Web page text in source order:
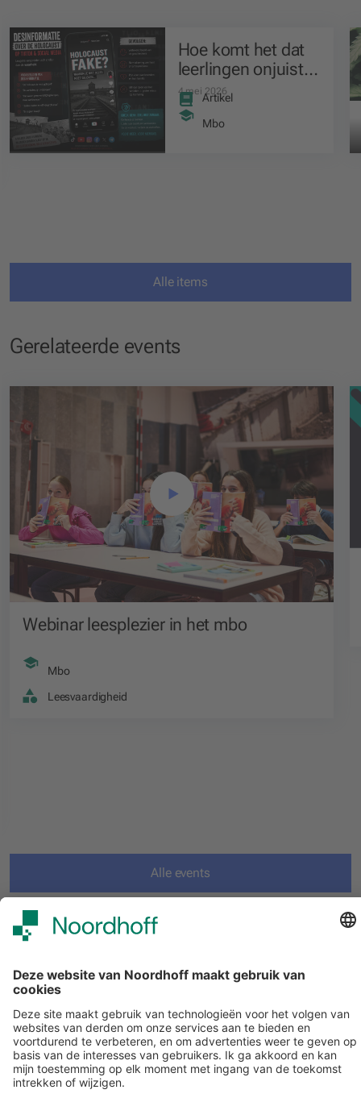
Hoe komt het dat
leerlingen onjuiste
informatie over de
Holocaust
geloven?
4 mei 2026
Artikel
Mbo
Alle items
Gerelateerde events
Webinar leesplezier in het mbo
Mbo
Leesvaardigheid
Alle events
START
Snel naar
Meer over Noordhoff
Contact